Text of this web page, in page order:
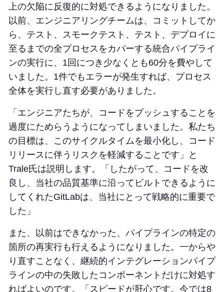
上の欠陥に反復的に対処できるようになりました。
以前、エンジニアリングチームは、コミットしてか
ら、テスト、スモークテスト、テスト、デプロイに
至るまでの全プロセスをカバーする統合パイプライ
ンの実行に、1回につき少なくとも60分を費やして
いました。1件でもエラーが発生すれば、プロセス
全体を実行し直す必要がありました。
「エンジニアたちが、コードをプッシュすることを
過度にためらうようになってしまいました。私たち
の目標は、このサイクルタイムを最小化し、コード
リリースに伴うリスクを軽減することです」と
Trale氏は説明します。「したがって、コードを改
良し、当社の品質基準に沿ってビルトできるように
してくれたGitLabは、当社にとって戦略的に重要で
した」
また、以前はできなかった、パイプラインの特定の
箇所の再実行も行えるようになりました。一からや
り直すことなく、継続的インテグレーションパイプ
ラインの中の失敗したコンポーネントだけに対処す
ればよいのです。「スピードが肝心です。今では8